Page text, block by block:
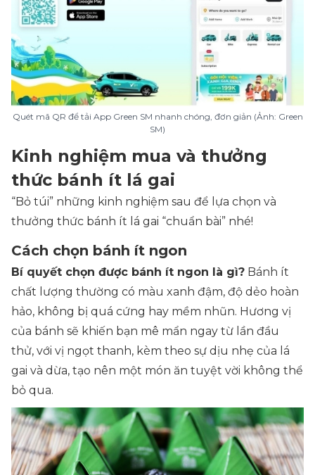
Quét mã QR để tải App Green SM nhanh chóng, đơn giản (Ảnh: Green
SM)
Kinh nghiệm mua và thưởng
thức bánh ít lá gai
“Bỏ túi” những kinh nghiệm sau để lựa chọn và
thưởng thức bánh ít lá gai “chuẩn bài” nhé!
Cách chọn bánh ít ngon
Bí quyết chọn được bánh ít ngon là gì? Bánh ít
chất lượng thường có màu xanh đậm, độ dẻo hoàn
hảo, không bị quá cứng hay mềm nhũn. Hương vị
của bánh sẽ khiến bạn mê mẩn ngay từ lần đầu
thử, với vị ngọt thanh, kèm theo sự dịu nhẹ của lá
gai và dừa, tạo nên một món ăn tuyệt vời không thể
bỏ qua.